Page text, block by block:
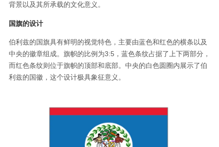
背景以及其所承载的文化意义。
国旗的设计
伯利兹的国旗具有鲜明的视觉特色，主要由蓝色和红色的横条以及
中央的徽章组成。旗帜的比例为3:5，蓝色条纹占据了上下两部分，
而红色条纹则位于旗帜的顶部和底部。中央的白色圆圈内展示了伯
利兹的国徽，这个设计极具象征意义。